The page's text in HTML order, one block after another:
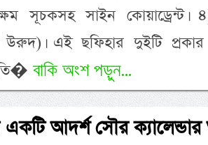
সূচকসহ সাইন
উরুদ)। এই ছফিহার দুইটি
বাকি অংশ পড়ুন...
আদর্শ সৌর